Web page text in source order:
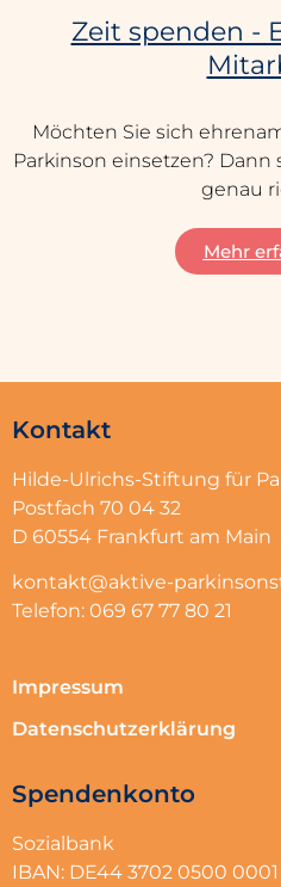
Zeit spenden -
Möchten Sie sich
Parkinson einsetzen? Dann
genau
Mehr
Kontakt
Hilde-Ulrichs-Stiftung für
Postfach 70 04 32
D 60554 Frankfurt am Main
kontakt@aktive-
Telefon: 069 67 77 80 21
Impressum
Datenschutzerklärung
Spendenkonto
Sozialbank
IBAN: DE44 3702 0500